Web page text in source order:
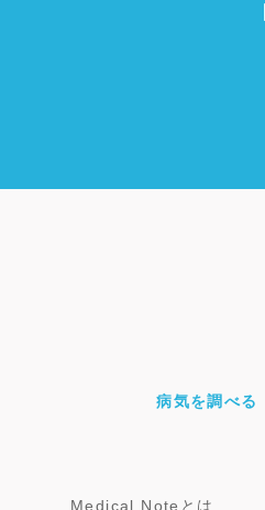
病気を調べる
Medical Noteとは